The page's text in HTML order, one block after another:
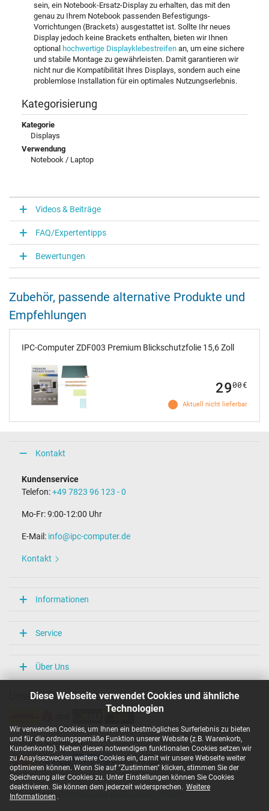
Diese Webseite verwendet Cookies und ähnliche
Technologien
Wir verwenden Cookies, um Ihnen ein bestmögliches Surferlebnis zu bieten
und für die ordnungsgemäße Funktion unserer Website (z.B. Warenkorb,
Kundenkonto). Neben diesen notwendigen funktionalen Cookies setzen wir
zu Anaylsezwecken weitere Cookies ein, damit wir unsere Webseite weiter
optimieren können. Wenn Sie auf "Zustimmen" klicken, stimmen Sie der
Speicherung aller Cookies zu. Unter Einstellungen können Sie Cookies
deaktivieren. Sie können dem jederzeit widersprechen. Weitere
Informationen .
sein, ein Notebook-Ersatz-Display zu erhalten, das mit den
genau zu Ihrem Notebook passenden Befestigungs-
Vorrichtungen (Brackets) ausgestattet ist. Sollte Ihr neues
Display jedoch keine Brackets enthalten, bieten wir Ihnen
optional hochwertige Displayklebestreifen an, um eine sichere
und stabile Montage zu gewährleisten. Damit garantieren wir
nicht nur die Kompatibilität Ihres Displays, sondern auch eine
problemlose Installation für ein optimales Nutzungserlebnis.
Kategorisierung
Kategorie
Displays
Verwendung
Notebook / Laptop
Videos & Beiträge
FAQ/Expertentipps
Bewertungen
Zubehör, passende alternative Produkte und
Empfehlungen
IPC-Computer ZDF003 Premium Blickschutzfolie 15,6 Zoll
Aktuell nicht lieferbar
2900€
Kontakt
Kundenservice
Telefon:+49 7823 96 123 - 0
Mo-Fr: 9:00-12:00 Uhr
E-Mail: info@ipc-computer.de
Kontakt
Informationen
Service
Über Uns
Unsere Versandarten
Unsere Zahlarten
Copyright ©